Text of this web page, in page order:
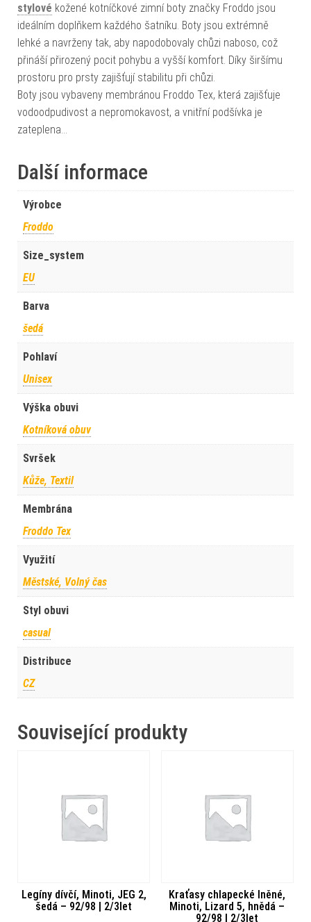
stylové kožené kotníčkové zimní boty značky Froddo jsou
ideálním doplňkem každého šatníku. Boty jsou extrémně
lehké a navrženy tak, aby napodobovaly chůzi naboso, což
přináší přirozený pocit pohybu a vyšší komfort. Díky širšímu
prostoru pro prsty zajišťují stabilitu při chůzi.
Boty jsou vybaveny membránou Froddo Tex, která zajišťuje
vodoodpudivost a nepromokavost, a vnitřní podšívka je
zateplena…
Další informace
Výrobce
Froddo
Size_system
EU
Barva
šedá
Pohlaví
Unisex
Výška obuvi
Kotníková obuv
Svršek
Kůže, Textil
Membrána
Froddo Tex
Využití
Městské, Volný čas
Styl obuvi
casual
Distribuce
CZ
Související produkty
Legíny dívčí, Minoti, JEG 2,
šedá – 92/98 | 2/3let
Kraťasy chlapecké lněné,
Minoti, Lizard 5, hnědá –
92/98 | 2/3let